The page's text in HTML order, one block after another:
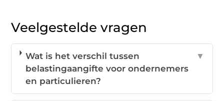
Veelgestelde vragen
Wat is het verschil tussen
belastingaangifte voor ondernemers
en particulieren?
▼